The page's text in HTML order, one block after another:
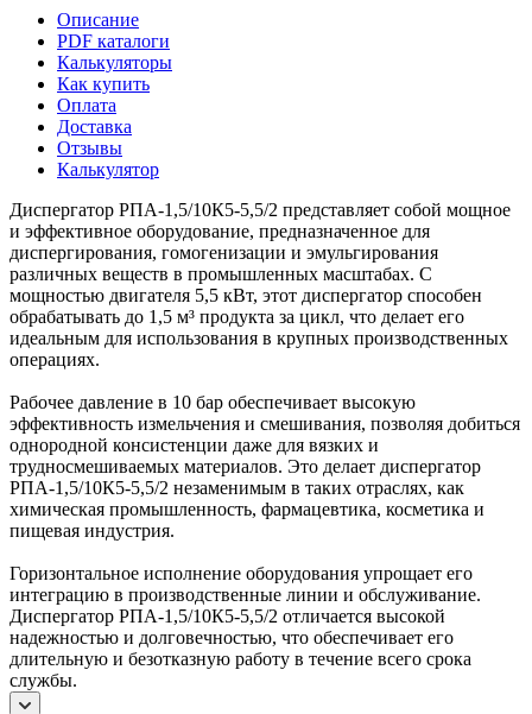
Описание
PDF каталоги
Калькуляторы
Как купить
Оплата
Доставка
Отзывы
Калькулятор
Диспергатор РПА-1,5/10К5-5,5/2 представляет собой мощное
и эффективное оборудование, предназначенное для
диспергирования, гомогенизации и эмульгирования
различных веществ в промышленных масштабах. С
мощностью двигателя 5,5 кВт, этот диспергатор способен
обрабатывать до 1,5 м³ продукта за цикл, что делает его
идеальным для использования в крупных производственных
операциях.
Рабочее давление в 10 бар обеспечивает высокую
эффективность измельчения и смешивания, позволяя добиться
однородной консистенции даже для вязких и
трудносмешиваемых материалов. Это делает диспергатор
РПА-1,5/10К5-5,5/2 незаменимым в таких отраслях, как
химическая промышленность, фармацевтика, косметика и
пищевая индустрия.
Горизонтальное исполнение оборудования упрощает его
интеграцию в производственные линии и обслуживание.
Диспергатор РПА-1,5/10К5-5,5/2 отличается высокой
надежностью и долговечностью, что обеспечивает его
длительную и безотказную работу в течение всего срока
службы.